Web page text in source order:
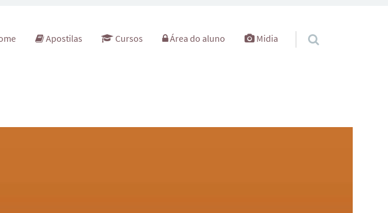
para o conteúdo
Apostilas Cursos Área do aluno Midia